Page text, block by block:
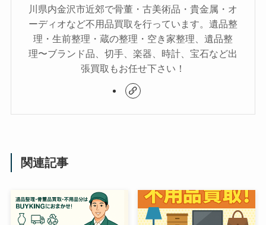
川県内金沢市近郊で骨董・古美術品・貴金属・オ
ーディオなど不用品買取を行っています。遺品整
理・生前整理・蔵の整理・空き家整理、遺品整
理〜ブランド品、切手、楽器、時計、宝石など出
張買取もお任せ下さい！
関連記事